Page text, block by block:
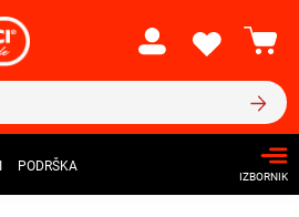
PODRŠKA
IZBORNIK